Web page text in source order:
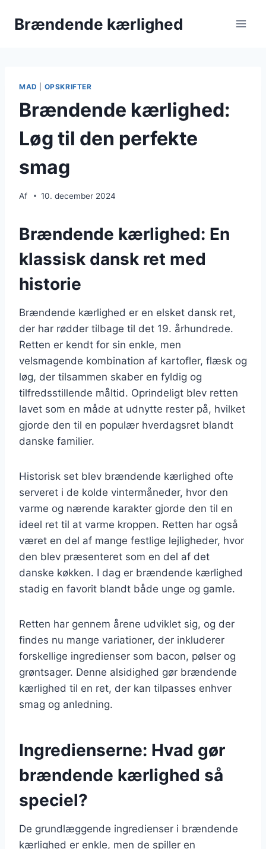
Brændende kærlighed
MAD OPSKRIFTER
Brændende kærlighed:
Løg til den perfekte
smag
Af 10. december 2024
Brændende kærlighed: En
klassisk dansk ret med
historie
Brændende kærlighed er en elsket dansk ret,
der har rødder tilbage til det 19. århundrede.
Retten er kendt for sin enkle, men
velsmagende kombination af kartofler, flæsk og
løg, der tilsammen skaber en fyldig og
tilfredsstillende måltid. Oprindeligt blev retten
lavet som en måde at udnytte rester på, hvilket
gjorde den til en populær hverdagsret blandt
danske familier.
Historisk set blev brændende kærlighed ofte
serveret i de kolde vintermåneder, hvor den
varme og nærende karakter gjorde den til en
ideel ret til at varme kroppen. Retten har også
været en del af mange festlige lejligheder, hvor
den blev præsenteret som en del af det
danske køkken. I dag er brændende kærlighed
stadig en favorit blandt både unge og gamle.
Retten har gennem årene udviklet sig, og der
findes nu mange variationer, der inkluderer
forskellige ingredienser som bacon, pølser og
grøntsager. Denne alsidighed gør brændende
kærlighed til en ret, der kan tilpasses enhver
smag og anledning.
Ingredienserne: Hvad gør
brændende kærlighed så
speciel?
De grundlæggende ingredienser i brændende
kærlighed er enkle, men de spiller en